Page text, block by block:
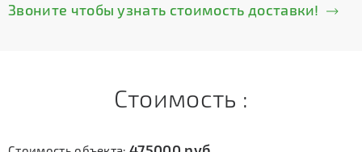
Звоните чтобы узнать стоимость доставки!
Стоимость :